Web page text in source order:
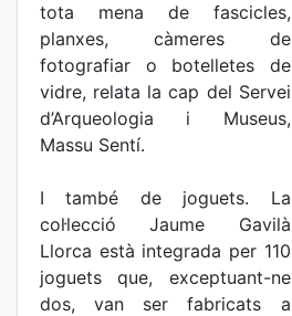
tota mena de fascicles,
planxes, càmeres de
fotografiar o botelletes de
vidre, relata la cap del Servei
d’Arqueologia i Museus,
Massu Sentí.
I també de joguets. La
col·lecció Jaume Gavilà
Llorca està integrada per 110
joguets que, exceptuant-ne
dos, van ser fabricats a